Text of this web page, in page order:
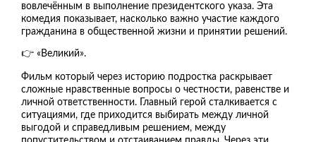
вовлечённым в выполнение президентского указа. Эта
комедия показывает, насколько важно участие каждого
гражданина в общественной жизни и принятии решений.
👉 «Великий».
Фильм который через историю подростка раскрывает
сложные нравственные вопросы о честности, равенстве и
личной ответственности. Главный герой сталкивается с
ситуациями, где приходится выбирать между личной
выгодой и справедливым решением, между